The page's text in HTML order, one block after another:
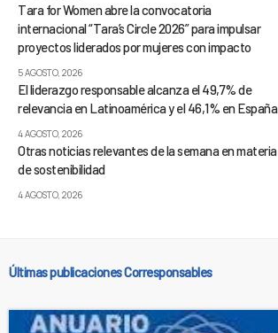
Tara for Women abre la convocatoria
internacional “Tara’s Circle 2026” para impulsar
proyectos liderados por mujeres con impacto
5 AGOSTO, 2026
El liderazgo responsable alcanza el 49,7% de
relevancia en Latinoamérica y el 46,1% en España
4 AGOSTO, 2026
Otras noticias relevantes de la semana en materia
de sostenibilidad
4 AGOSTO, 2026
Últimas publicaciones Corresponsables